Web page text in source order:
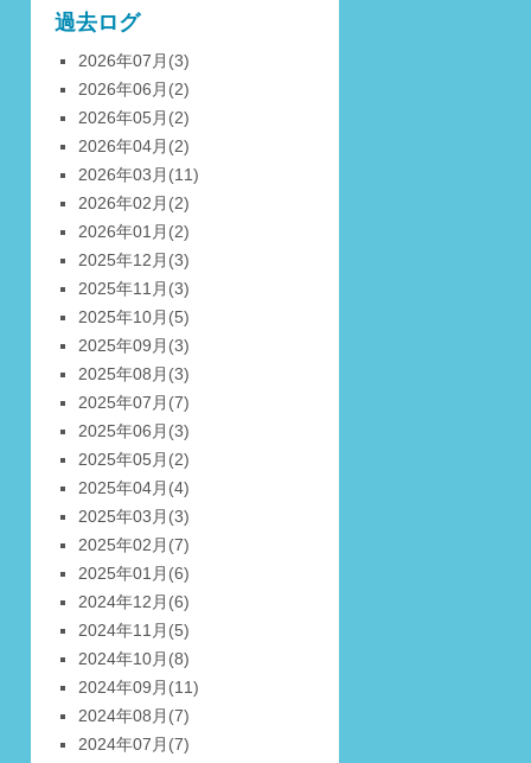
過去ログ
2026年07月 (3)
2026年06月 (2)
2026年05月 (2)
2026年04月 (2)
2026年03月 (11)
2026年02月 (2)
2026年01月 (2)
2025年12月 (3)
2025年11月 (3)
2025年10月 (5)
2025年09月 (3)
2025年08月 (3)
2025年07月 (7)
2025年06月 (3)
2025年05月 (2)
2025年04月 (4)
2025年03月 (3)
2025年02月 (7)
2025年01月 (6)
2024年12月 (6)
2024年11月 (5)
2024年10月 (8)
2024年09月 (11)
2024年08月 (7)
2024年07月 (7)